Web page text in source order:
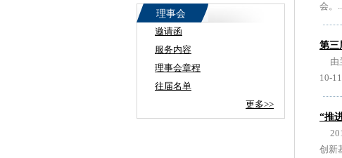
理事会
邀请函
服务内容
理事会章程
往届名单
更多>>
会。
第三
由
10-
“推
创新